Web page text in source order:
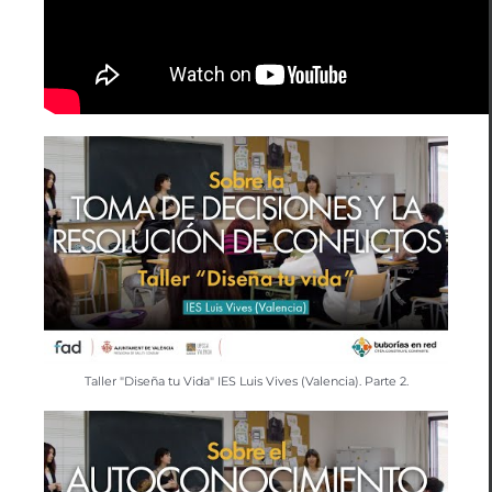
Taller "Diseña tu Vida" IES Luis Vives (Valencia). Parte 2.